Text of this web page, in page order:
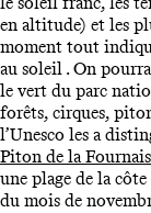
en altitude) et les
moment tout
au soleil . On
le vert du parc
forêts, cirques,
l’Unesco les a
Piton de la
une plage de la
du mois de